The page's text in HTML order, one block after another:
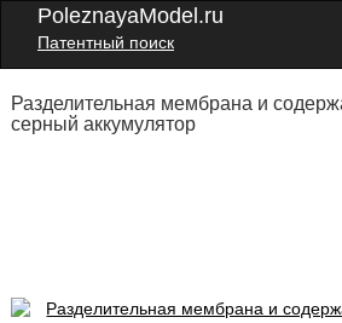
PoleznayaModel.ru
Патентный поиск
Разделительная мембрана и
серный аккумулятор